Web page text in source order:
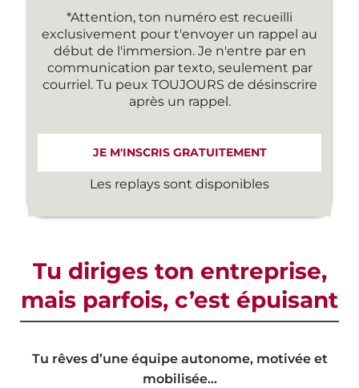
*Attention, ton numéro est recueilli
exclusivement pour t'envoyer un rappel au
début de l'immersion. Je n'entre par en
communication par texto, seulement par
courriel. Tu peux TOUJOURS de désinscrire
après un rappel.
JE M'INSCRIS GRATUITEMENT
Les replays sont disponibles
Tu diriges ton entreprise,
mais parfois, c’est épuisant
Tu rêves d’une équipe autonome, motivée et
mobilisée…